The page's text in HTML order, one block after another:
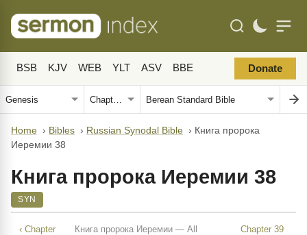
BSB KJV WEB YLT ASV BBE Donate
Home › Bibles › Russian Synodal Bible › Книга пророка
Иеремии 38
Книга пророка Иеремии 38
SYN
‹ Chapter
Книга пророка Иеремии — All
Chapter 39